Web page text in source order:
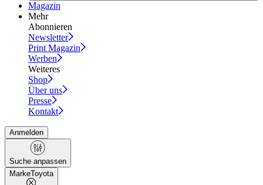
Magazin
Mehr
Abonnieren
Newsletter
Print Magazin
Werben
Weiteres
Shop
Über uns
Presse
Kontakt
Anmelden
Suche anpassen
MarkeToyota